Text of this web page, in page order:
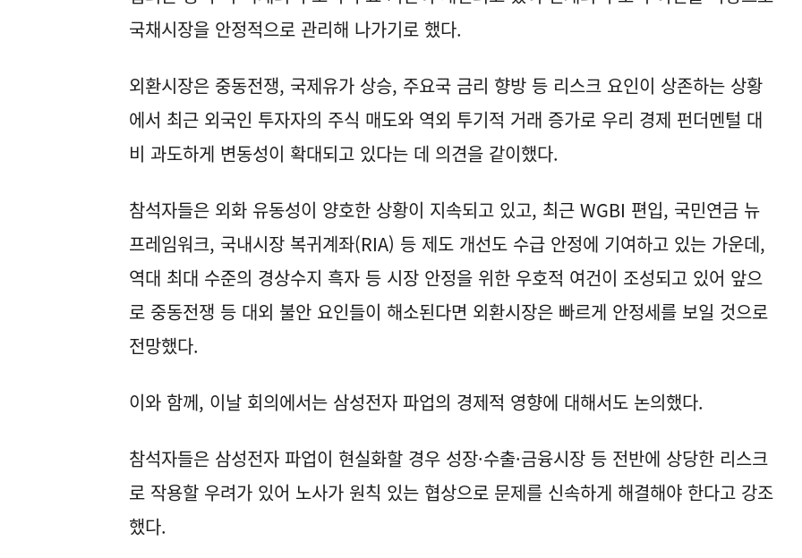
국채시장을 안정적으로 관리해 나가기로 했다.
외환시장은 중동전쟁, 국제유가 상승, 주요국 금리 향방 등 리스크 요인이 상존하는 상황
에서 최근 외국인 투자자의 주식 매도와 역외 투기적 거래 증가로 우리 경제 펀더멘털 대
비 과도하게 변동성이 확대되고 있다는 데 의견을 같이했다.
참석자들은 외화 유동성이 양호한 상황이 지속되고 있고, 최근 WGBI 편입, 국민연금 뉴
프레임워크, 국내시장 복귀계좌(RIA) 등 제도 개선도 수급 안정에 기여하고 있는 가운데,
역대 최대 수준의 경상수지 흑자 등 시장 안정을 위한 우호적 여건이 조성되고 있어 앞으
로 중동전쟁 등 대외 불안 요인들이 해소된다면 외환시장은 빠르게 안정세를 보일 것으로
전망했다.
이와 함께, 이날 회의에서는 삼성전자 파업의 경제적 영향에 대해서도 논의했다.
참석자들은 삼성전자 파업이 현실화할 경우 성장·수출·금융시장 등 전반에 상당한 리스크
로 작용할 우려가 있어 노사가 원칙 있는 협상으로 문제를 신속하게 해결해야 한다고 강조
했다.